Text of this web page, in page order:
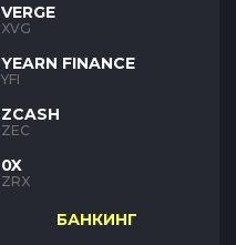
VERGE
XVG
YEARN FINANCE
YFI
ZCASH
ZEC
0X
ZRX
БАНКИНГ